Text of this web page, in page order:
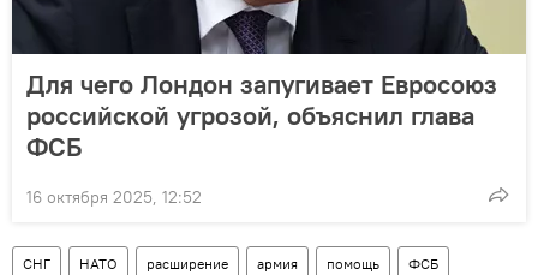
Для чего Лондон запугивает Евросоюз
российской угрозой, объяснил глава
ФСБ
16 октября 2025, 12:52
СНГ НАТО расширение армия помощь ФСБ